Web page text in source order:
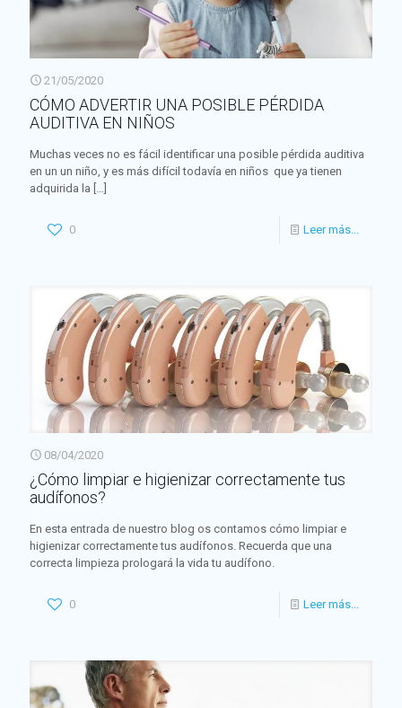
21/05/2020
CÓMO ADVERTIR UNA POSIBLE PÉRDIDA
AUDITIVA EN NIÑOS
Muchas veces no es fácil identificar una posible pérdida auditiva
en un un niño, y es más difícil todavía en niños que ya tienen
adquirida la
0 Leer más...
08/04/2020
¿Cómo limpiar e higienizar correctamente tus
audífonos?
En esta entrada de nuestro blog os contamos cómo limpiar e
higienizar correctamente tus audífonos. Recuerda que una
correcta limpieza prologará la vida tu audífono.
0 Leer más...